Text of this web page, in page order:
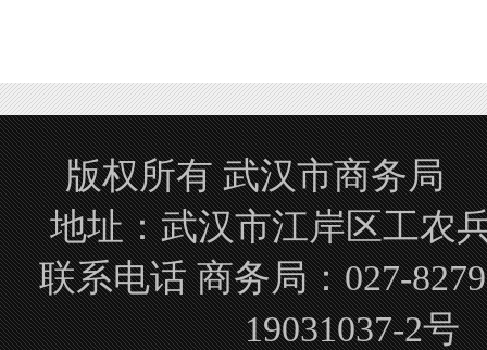
版权所有 武汉市商务局
地址：武汉市江岸区工
联系电话 商务局：027-
19031037-2号